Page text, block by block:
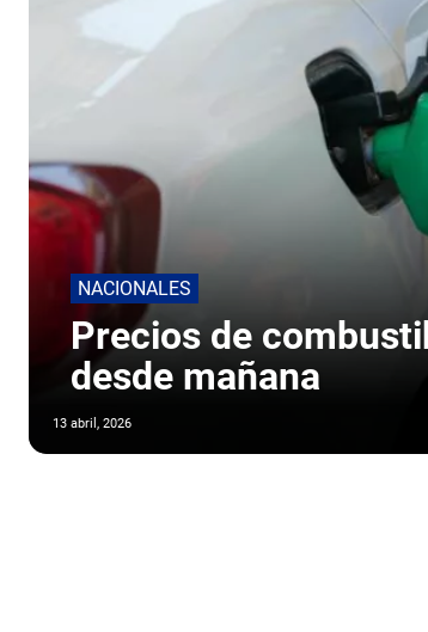
NACIONALES
Precios de
desde mañana
13 abril, 2026